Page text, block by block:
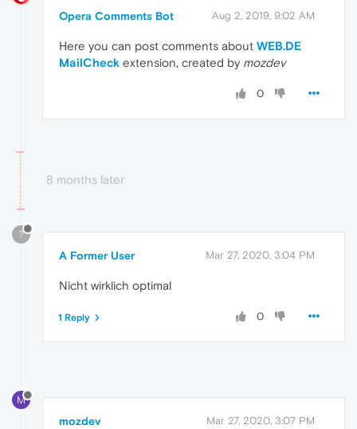
Opera Comments Bot Aug 2, 2019, 9:02 AM
Here you can post comments about WEB.DE
MailCheck extension, created by mozdev
0
8 months later
?
A Former User Mar 27, 2020, 3:04 PM
Nicht wirklich optimal
0
1 Reply
M
mozdev Mar 27, 2020, 3:07 PM